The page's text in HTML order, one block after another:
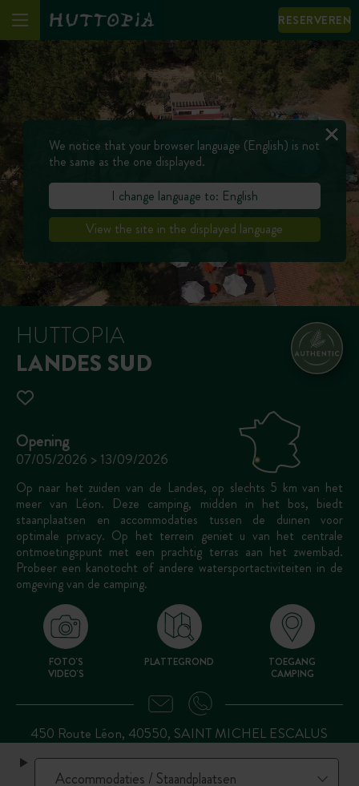
RESERVEREN
HUTTOPIA
LANDES SUD
Opening
07/05/2026 > 13/09/2026
Op naar het zuiden van de Landes, op slechts 5 km van het
meer van Léon. Deze camping, midden in het bos, biedt
staanplaatsen en accommodaties tussen de duinen voor
optimale privacy. Op het terrein geniet u van het centrale
ontmoetingspunt met een prachtig terras aan het zwembad.
Probeer een kanotocht of andere watersportactiviteiten in de
omgeving van de camping.
FOTO'S
VIDEO'S
PLATTEGROND
TOEGANG
CAMPING
450 Route Léon, 40550, SAINT MICHEL ESCALUS
We notice that your browser language (English) is not
the same as the one displayed.
I change language to: English
View the site in the displayed language